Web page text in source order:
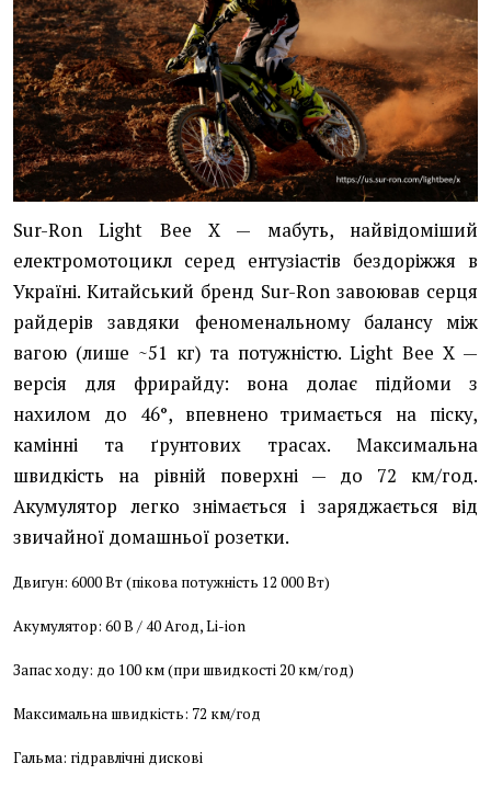
Sur-Ron Light Bee X — мабуть, найвідоміший
електромотоцикл серед ентузіастів бездоріжжя в
Україні. Китайський бренд Sur-Ron завоював серця
райдерів завдяки феноменальному балансу між
вагою (лише ~51 кг) та потужністю. Light Bee X —
версія для фрирайду: вона долає підйоми з
нахилом до 46°, впевнено тримається на піску,
камінні та ґрунтових трасах. Максимальна
швидкість на рівній поверхні — до 72 км/год.
Акумулятор легко знімається і заряджається від
звичайної домашньої розетки.
Двигун: 6000 Вт (пікова потужність 12 000 Вт)
Акумулятор: 60 В / 40 Агод, Li-ion
Запас ходу: до 100 км (при швидкості 20 км/год)
Максимальна швидкість: 72 км/год
Гальма: гідравлічні дискові